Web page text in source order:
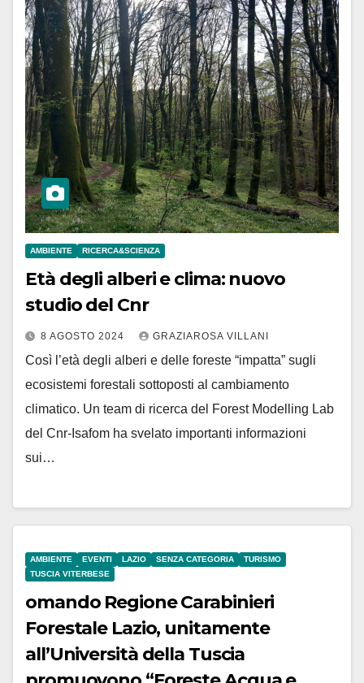
AMBIENTE RICERCA&SCIENZA
Età degli alberi e clima: nuovo
studio del Cnr
8 AGOSTO 2024 GRAZIAROSA VILLANI
Così l’età degli alberi e delle foreste “impatta” sugli
ecosistemi forestali sottoposti al cambiamento
climatico. Un team di ricerca del Forest Modelling Lab
del Cnr-Isafom ha svelato importanti informazioni
sui…
AMBIENTE EVENTI LAZIO SENZA CATEGORIA
TURISMO
TUSCIA VITERBESE
omando Regione Carabinieri
Forestale Lazio, unitamente
all’Università della Tuscia